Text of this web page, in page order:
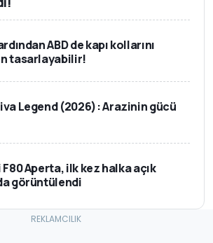
ABD de kapı kollarını
tasarlayabilir!
Legend (2026): Arazinin gücü
Aperta, ilk kez halka açık
görüntülendi